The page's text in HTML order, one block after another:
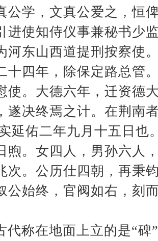
学，文真公爱之，恒
使知侍仪事兼秘书少
东山西道提刑按察使
四年，除保定路总管
。大德六年，迁资德
决终焉之计。在荆南
佑二年九月十五日也
。女四人，男孙六人
。公历仕四朝，再秉
始终，官阀如右，刻
称在地面上立的是“碑